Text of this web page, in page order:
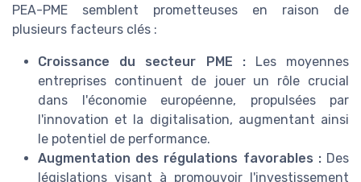
PEA-PME semblent prometteuses en raison de
plusieurs facteurs clés :
Croissance du secteur PME :Les moyennes
entreprises continuent de jouer un rôle crucial
dans l'économie européenne, propulsées par
l'innovation et la digitalisation, augmentant ainsi
le potentiel de performance.
Augmentation des régulations favorables :Des
législations visant à promouvoir l'investissement